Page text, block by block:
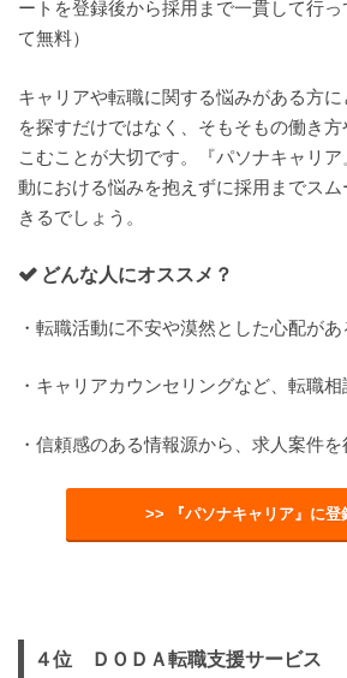
ートを登録後から採用まで一貫して行
て無料）
キャリアや転職に関する悩みがある方
を探すだけではなく、そもそもの働き
こむことが大切です。『パソナキャリ
動における悩みを抱えずに採用までス
きるでしょう。
どんな人にオススメ？
・転職活動に不安や漠然とした心配があ
・キャリアカウンセリングなど、転職相
・信頼感のある情報源から、求人案件を
>> 『パソナキャリア』に登
４位 ＤＯＤＡ転職支援サービス